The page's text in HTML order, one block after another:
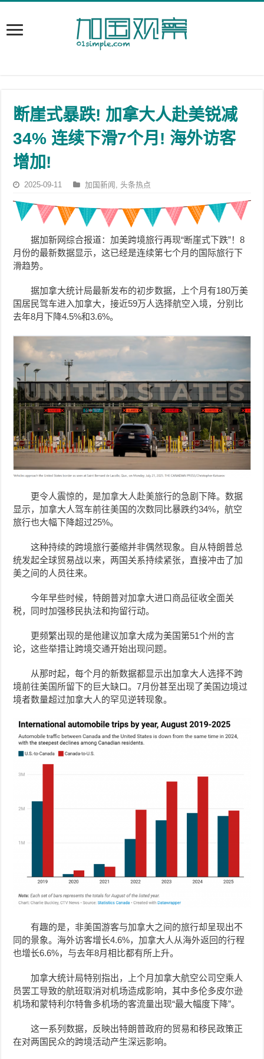
断崖式暴跌! 加拿大人赴美锐减
34% 连续下滑7个月! 海外访客
增加!
2025-09-11 加国新闻 ,头条热点
据加新网综合报道：加美跨境旅行再现“断崖式下跌”！8
月份的最新数据显示，这已经是连续第七个月的国际旅行下
滑趋势。
据加拿大统计局最新发布的初步数据，上个月有180万美
国居民驾车进入加拿大，接近59万人选择航空入境，分别比
去年8月下降4.5%和3.6%。
更令人震惊的，是加拿大人赴美旅行的急剧下降。数据
显示，加拿大人驾车前往美国的次数同比暴跌约34%，航空
旅行也大幅下降超过25%。
这种持续的跨境旅行萎缩并非偶然现象。自从特朗普总
统发起全球贸易战以来，两国关系持续紧张，直接冲击了加
美之间的人员往来。
今年早些时候，特朗普对加拿大进口商品征收全面关
税，同时加强移民执法和拘留行动。
更频繁出现的是他建议加拿大成为美国第51个州的言
论，这些举措让跨境交通开始出现问题。
从那时起，每个月的新数据都显示出加拿大人选择不跨
境前往美国所留下的巨大缺口。7月份甚至出现了美国边境过
境者数量超过加拿大人的罕见逆转现象。
有趣的是，非美国游客与加拿大之间的旅行却呈现出不
同的景象。海外访客增长4.6%，加拿大人从海外返回的行程
也增长6.6%，与去年8月相比都有所上升。
加拿大统计局特别指出，上个月加拿大航空公司空乘人
员罢工导致的航班取消对机场造成影响，其中多伦多皮尔逊
机场和蒙特利尔特鲁多机场的客流量出现“最大幅度下降”。
这一系列数据，反映出特朗普政府的贸易和移民政策正
在对两国民众的跨境活动产生深远影响。